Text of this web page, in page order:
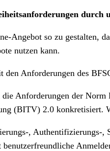
durch
Angebot so zu gestalten,
nutzen kann.
den Anforderungen des
Anforderungen der Norm
(BITV) 2.0
, Authentifizierungs-